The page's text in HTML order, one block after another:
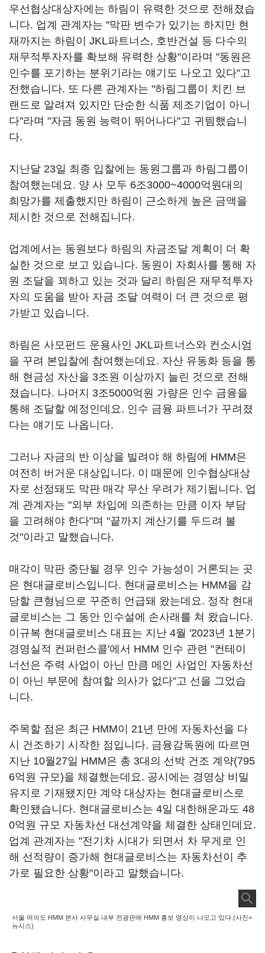
우선협상대상자에는 하림이 유력한 것으로 전해졌습
니다. 업계 관계자는 "막판 변수가 있기는 하지만 현
재까지는 하림이 JKL파트너스, 호반건설 등 다수의
재무적투자자를 확보해 유력한 상황"이라며 "동원은
인수를 포기하는 분위기라는 얘기도 나오고 있다"고
전했습니다. 또 다른 관계자는 "하림그룹이 치킨 브
랜드로 알려져 있지만 단순한 식품 제조기업이 아니
다"라며 "자금 동원 능력이 뛰어나다"고 귀띔했습니
다.
지난달 23일 최종 입찰에는 동원그룹과 하림그룹이
참여했는데요. 양 사 모두 6조3000~4000억원대의
희망가를 제출했지만 하림이 근소하게 높은 금액을
제시한 것으로 전해집니다.
업계에서는 동원보다 하림의 자금조달 계획이 더 확
실한 것으로 보고 있습니다. 동원이 자회사를 통해 자
원 조달을 꾀하고 있는 것과 달리 하림은 재무적투자
자의 도움을 받아 자금 조달 여력이 더 큰 것으로 평
가받고 있습니다.
하림은 사모펀드 운용사인 JKL파트너스와 컨소시엄
을 꾸려 본입찰에 참여했는데요. 자산 유동화 등을 통
해 현금성 자산을 3조원 이상까지 늘린 것으로 전해
졌습니다. 나머지 3조5000억원 가량은 인수 금융을
통해 조달할 예정인데요. 인수 금융 파트너가 꾸려졌
다는 얘기도 나옵니다.
그러나 자금의 반 이상을 빌려야 해 하림에 HMM은
여전히 버거운 대상입니다. 이 때문에 인수협상대상
자로 선정돼도 막판 매각 무산 우려가 제기됩니다. 업
계 관계자는 "외부 차입에 의존하는 만큼 이자 부담
을 고려해야 한다"며 "끝까지 계산기를 두드려 볼
것"이라고 말했습니다.
매각이 막판 중단될 경우 인수 가능성이 거론되는 곳
은 현대글로비스입니다. 현대글로비스는 HMM을 감
당할 큰형님으로 꾸준히 언급돼 왔는데요. 정작 현대
글로비스는 그 동안 인수설에 손사래를 쳐 왔습니다.
이규복 현대글로비스 대표는 지난 4월 '2023년 1분기
경영실적 컨퍼런스콜'에서 HMM 인수 관련 "컨테이
너선은 주력 사업이 아닌 만큼 메인 사업인 자동차선
이 아닌 부문에 참여할 의사가 없다"고 선을 그었습
니다.
주목할 점은 최근 HMM이 21년 만에 자동차선을 다
시 건조하기 시작한 점입니다. 금융감독원에 따르면
지난 10월27일 HMM은 총 3대의 선박 건조 계약(795
6억원 규모)을 체결했는데요. 공시에는 경영상 비밀
유지로 기재됐지만 계약 대상자는 현대글로비스로
확인됐습니다. 현대글로비스는 4일 대한해운과도 48
0억원 규모 자동차선 대선계약을 체결한 상태인데요.
업계 관계자는 "전기차 시대가 되면서 차 무게로 인
해 선적량이 증가해 현대글로비스는 자동차선이 추
가로 필요한 상황"이라고 말했습니다.
서울 여의도 HMM 본사 사무실 내부 전광판에 HMM 홍보 영상이 나오고 있다.(사진=
뉴시스)